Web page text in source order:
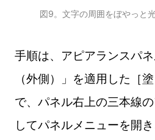
図9。文字の周囲をぼやっと
手順は、アピアランスパ
（外側）」を適用した［
で、パネル右上の三本線
してパネルメニューを開